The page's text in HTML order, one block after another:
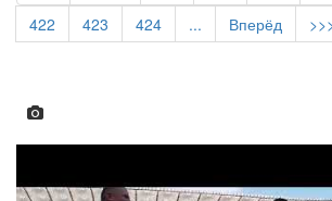
422
423 424 ... Вперёд